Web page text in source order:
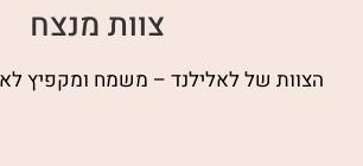
צוות מנצח
הצוות של לאלילנד – משמח ומקפיץ